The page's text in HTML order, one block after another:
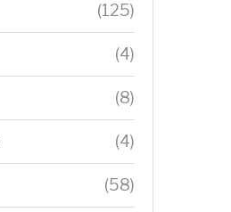
(125)
(4)
(8)
(4)
(58)